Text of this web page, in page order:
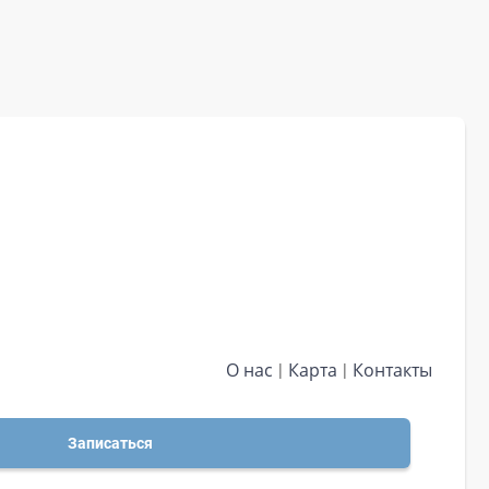
О нас Карта Контакты
Записаться